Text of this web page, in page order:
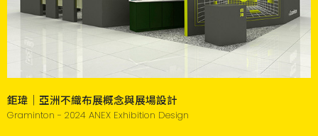
鉅瑋｜亞洲不織布展概念與展場設計
Graminton - 2024 ANEX Exhibition Design